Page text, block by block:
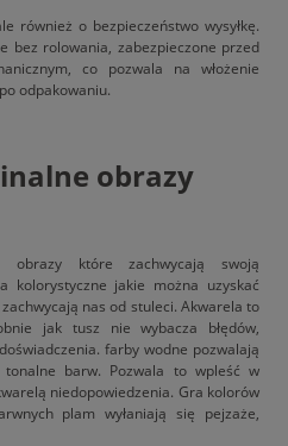
również o bezpieczeństwo wysyłkę.
bez rolowania, zabezpieczone przed
co pozwala na włożenie
odpakowaniu.
obrazy
obrazy które zachwycają swoją
kolorystyczne jakie można uzyskać
nas od stuleci. Akwarela to
jak tusz nie wybacza błędów,
farby wodne pozwalają
tonalne barw. Pozwala to wpleść w
niedopowiedzenia. Gra kolorów
plam wyłaniają się pejzaże,